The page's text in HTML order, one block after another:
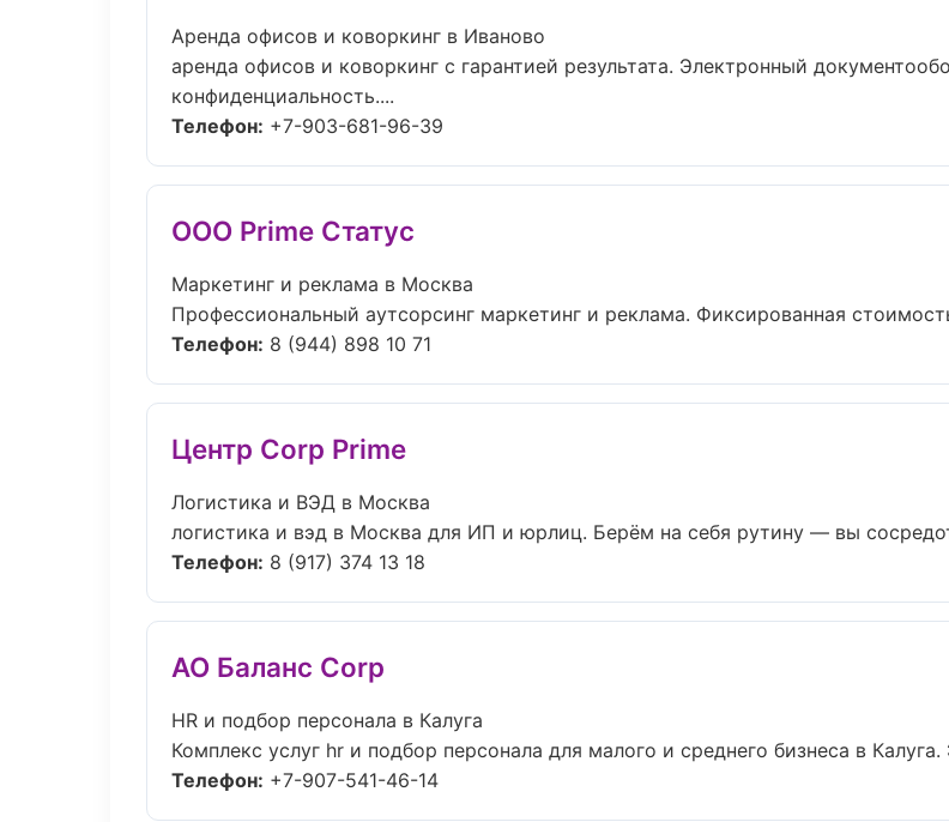
Аренда офисов и коворкинг в Иваново
аренда офисов и коворкинг с гарантией результата. Электронный
конфиденциальность....
Телефон: +7-903-681-96-39
ООО Prime Статус
Маркетинг и реклама в Москва
Профессиональный аутсорсинг маркетинг и реклама. Фиксированная
Телефон: 8 (944) 898 10 71
Центр Corp Prime
Логистика и ВЭД в Москва
логистика и вэд в Москва для ИП и юрлиц. Берём на себя рутину — вы
Телефон: 8 (917) 374 13 18
АО Баланс Corp
HR и подбор персонала в Калуга
Комплекс услуг hr и подбор персонала для малого и среднего бизнеса в
Телефон: +7-907-541-46-14